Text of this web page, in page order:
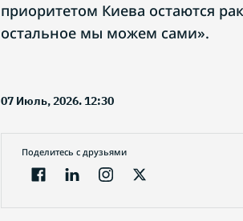
приоритетом Киева остаются
остальное мы можем сами».
07 Июль, 2026. 12:30
Поделитесь с друзьями